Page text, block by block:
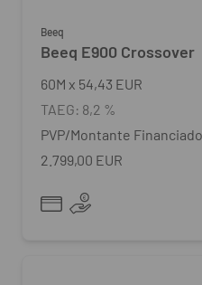
Beeq
Beeq E900 Crossover
60M x 54,43 EUR
TAEG: 8,2 %
PVP/Montante
2.799,00 EUR